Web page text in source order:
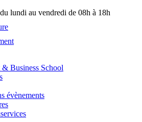
lundi au vendredi de 08h à 18h
& Business School
évènements